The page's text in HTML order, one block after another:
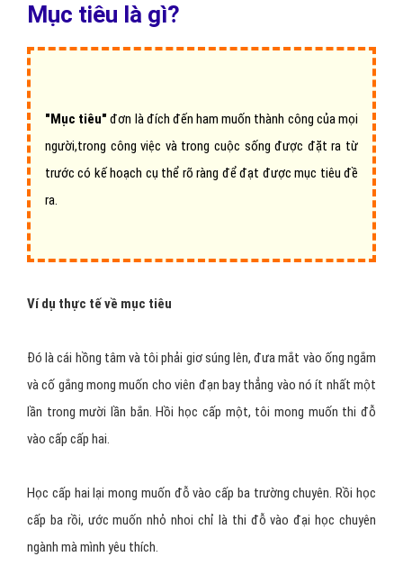
Mục tiêu là gì?
"Mục tiêu"đơn là đích đến ham muốn thành công của mọi
người,trong công việc và trong cuộc sống được đặt ra từ
trước có kế hoạch cụ thể rõ ràng để đạt được mục tiêu đề
ra.
Ví dụ thực tế về mục tiêu
Đó là cái hồng tâm và tôi phải giơ súng lên, đưa mắt vào ống ngắm
và cố gắng mong muốn cho viên đạn bay thẳng vào nó ít nhất một
lần trong mười lần bắn. Hồi học cấp một, tôi mong muốn thi đỗ
vào cấp cấp hai.
Học cấp hai lại mong muốn đỗ vào cấp ba trường chuyên. Rồi học
cấp ba rồi, ước muốn nhỏ nhoi chỉ là thi đỗ vào đại học chuyên
ngành mà mình yêu thích.